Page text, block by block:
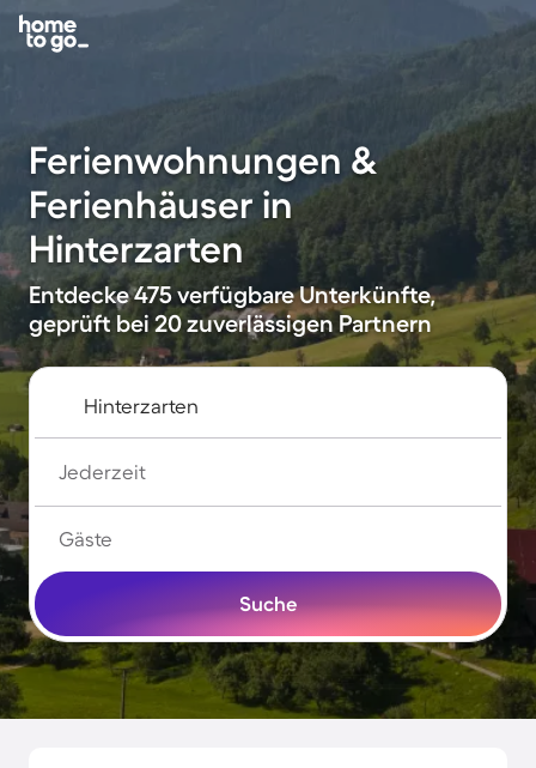
Ferienwohnungen &
Ferienhäuser in
Hinterzarten
Entdecke 475 verfügbare Unterkünfte,
geprüft bei 20 zuverlässigen Partnern
Jederzeit
Gäste
Suche